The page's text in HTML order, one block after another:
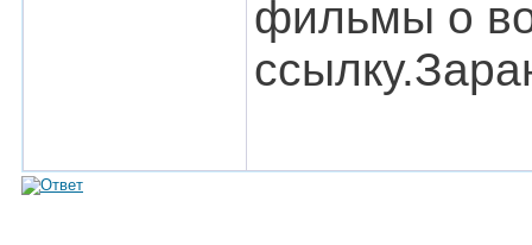
фильмы о